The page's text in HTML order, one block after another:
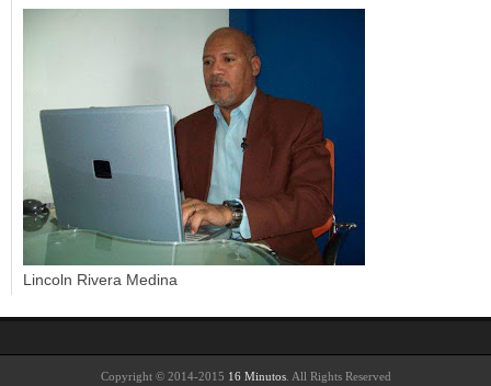
Lincoln Rivera Medina
Copyright © 2014-2015 16 Minutos. All Rights Reserved